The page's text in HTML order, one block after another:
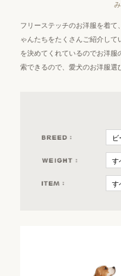
フリーステッチのお洋服を着て
ゃんたちをたくさんご紹介し
を決めてくれているのでお洋服
索できるので、愛犬のお洋服選